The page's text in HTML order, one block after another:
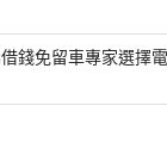
錢免留車專家選擇